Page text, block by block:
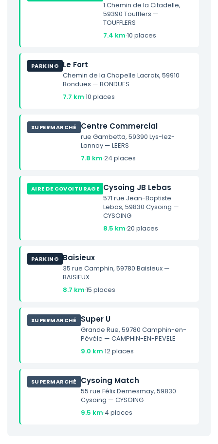
1 Chemin de la Citadelle,
59390 Toufflers —
TOUFFLERS
7.4 km·10 places
PARKING Le Fort
Chemin de la Chapelle Lacroix, 59910
Bondues — BONDUES
7.7 km·10 places
SUPERMARCHÉ Centre Commercial
rue Gambetta, 59390 Lys-lez-
Lannoy — LEERS
7.8 km·24 places
AIRE DE COVOITURAGE Cysoing JB Lebas
571 rue Jean-Baptiste
Lebas, 59830 Cysoing —
CYSOING
8.5 km·20 places
PARKING Baisieux
35 rue Camphin, 59780 Baisieux —
BAISIEUX
8.7 km·15 places
SUPERMARCHÉ Super U
Grande Rue, 59780 Camphin-en-
Pévèle — CAMPHIN-EN-PEVELE
9.0 km·12 places
SUPERMARCHÉ Cysoing Match
55 rue Félix Demesmay, 59830
Cysoing — CYSOING
9.5 km·4 places